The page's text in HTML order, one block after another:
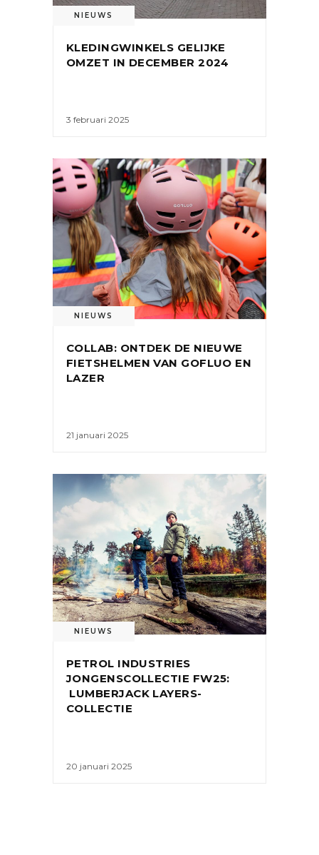
NIEUWS
KLEDINGWINKELS GELIJKE
OMZET IN DECEMBER 2024
3 februari 2025
NIEUWS
COLLAB: ONTDEK DE NIEUWE
FIETSHELMEN VAN GOFLUO EN
LAZER
21 januari 2025
NIEUWS
PETROL INDUSTRIES
JONGENSCOLLECTIE FW25:
LUMBERJACK LAYERS-
COLLECTIE
20 januari 2025